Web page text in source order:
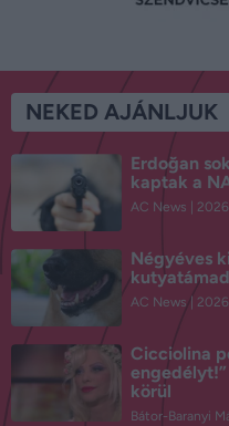
NEKED AJÁNLJUK
Erdoğan
kaptak a
AC News
Négyéves
AC News
Cicciolina
körül
Bátor-Baranyi